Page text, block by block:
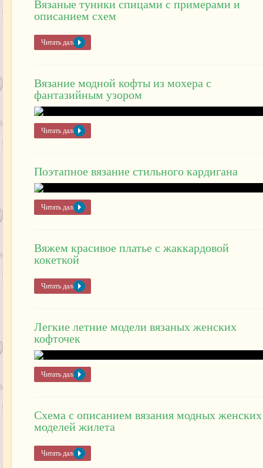
Вязаные туники спицами с примерами и
описанием схем
Читать далее »
Вязание модной кофты из мохера с
фантазийным узором
Читать далее »
Поэтапное вязание стильного кардигана
Читать далее »
Вяжем красивое платье с жаккардовой
кокеткой
Читать далее »
Легкие летние модели вязаных женских
кофточек
Читать далее »
Схема с описанием вязания модных женских
моделей жилета
Читать далее »